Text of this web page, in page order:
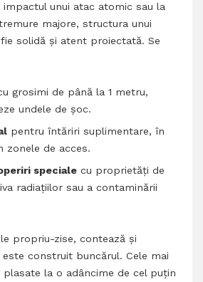
unui atac atomic sau la
majore, structura unui
solidă și atent proiectată. Se
grosimi de până la 1 metru,
undele de șoc.
pentru întăriri suplimentare, în
zonele de acces.
speciale cu proprietăți de
radiațiilor sau a contaminării
propriu-zise, contează și
este construit buncărul. Cele mai
la o adâncime de cel puțin